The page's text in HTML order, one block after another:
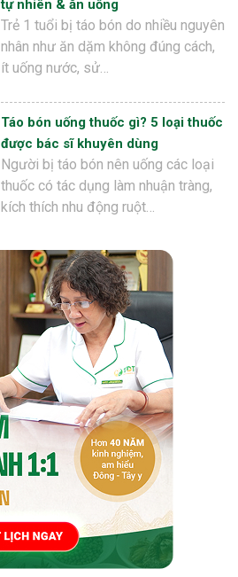
tự nhiên & ăn uống
Trẻ 1 tuổi bị táo bón do nhiều nguyên
nhân như ăn dặm không đúng cách,
ít uống nước, sử…
Táo bón uống thuốc gì? 5 loại thuốc
được bác sĩ khuyên dùng
Người bị táo bón nên uống các loại
thuốc có tác dụng làm nhuận tràng,
kích thích nhu động ruột…